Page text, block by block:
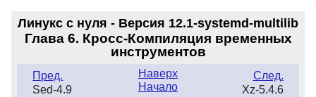
Линукс с нуля - Версия 12.1-systemd-multilib
Глава 6. Кросс-Компиляция временных
инструментов
Пред.
Sed-4.9
След.
Xz-5.4.6
Наверх
Начало